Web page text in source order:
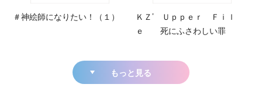
＃神絵師になりたい！（１）
ＫＺ’ Ｕｐｐｅｒ Ｆｉｌ
ｅ 死にふさわしい罪
もっと見る